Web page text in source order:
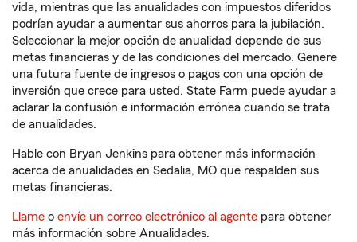
vida, mientras que las anualidades con impuestos diferidos
podrían ayudar a aumentar sus ahorros para la jubilación.
Seleccionar la mejor opción de anualidad depende de sus
metas financieras y de las condiciones del mercado. Genere
una futura fuente de ingresos o pagos con una opción de
inversión que crece para usted. State Farm puede ayudar a
aclarar la confusión e información errónea cuando se trata
de anualidades.
Hable con Bryan Jenkins para obtener más información
acerca de anualidades en Sedalia, MO que respalden sus
metas financieras.
Llame o envíe un correo electrónico al agente para obtener
más información sobre Anualidades.